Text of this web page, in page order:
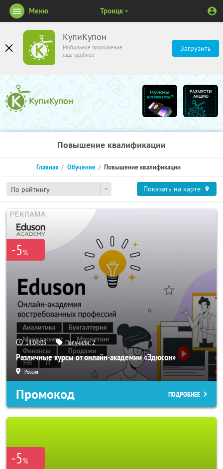
КупиКупон
Мобильное приложение
ещё удобнее
Загрузить
Меню Троицк
Повышение квалификации
По рейтингу
Главная Обучение Повышение квалификации
Показать на карте
-5%
14:04:04 Получили:2
Различные курсы от онлайн-академии «Эдюсон»
Россия
Промокод ПОДРОБНЕЕ
-5%